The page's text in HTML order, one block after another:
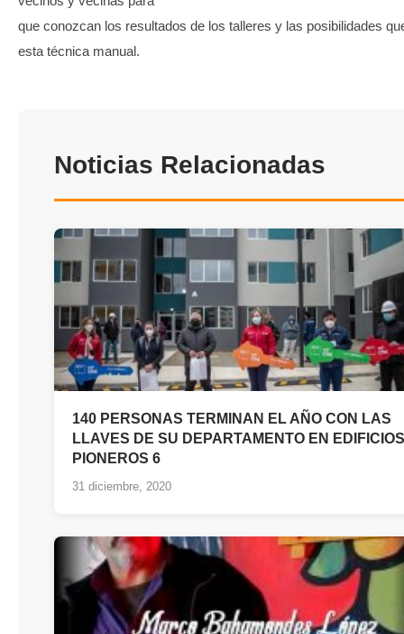
que conozcan los resultados de los talleres y las posibilidades
esta técnica manual.
Noticias Relacionadas
140 PERSONAS TERMINAN EL AÑO CON LAS
LLAVES DE SU DEPARTAMENTO EN EDIFICIOS
PIONEROS 6
31 diciembre, 2020